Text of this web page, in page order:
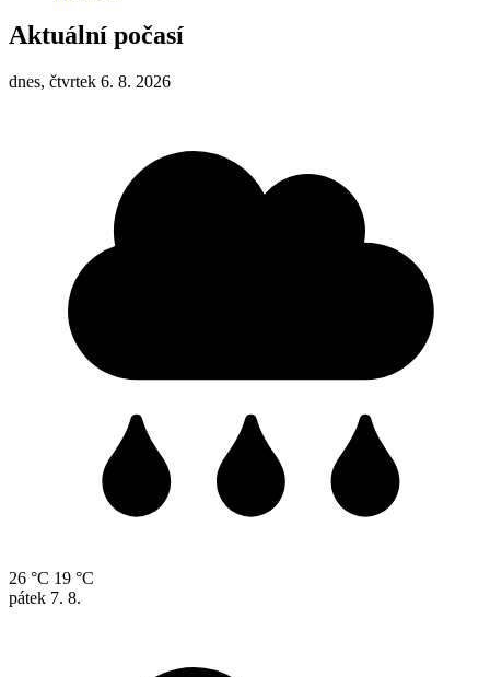
Aktuální počasí
dnes, čtvrtek 6. 8. 2026
26 °C 19 °C
pátek 7. 8.